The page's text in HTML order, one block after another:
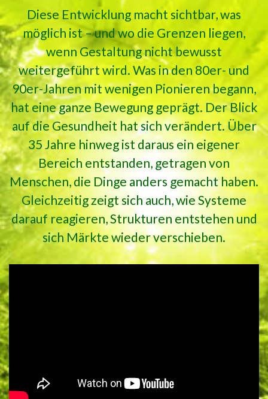
Diese Entwicklung macht sichtbar, was
möglich ist – und wo die Grenzen liegen,
wenn Gestaltung nicht bewusst
weitergeführt wird. Was in den 80er- und
90er-Jahren mit wenigen Pionieren begann,
hat eine ganze Bewegung geprägt. Der Blick
auf die Gesundheit hat sich verändert. Über
35 Jahre hinweg ist daraus ein eigener
Bereich entstanden, getragen von
Menschen, die Dinge anders gemacht haben.
Gleichzeitig zeigt sich auch, wie Systeme
darauf reagieren, Strukturen entstehen und
sich Märkte wieder verschieben.